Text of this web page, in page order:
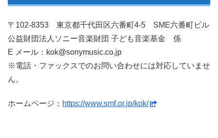
〒102-8353 東京都千代田区六番町4-5 SME六番町ビル
公益財団法人ソニー音楽財団 子ども音楽基金 係
E メール：kok@sonymusic.co.jp
※電話・ファックスでのお問い合わせには対応していませ
ん。
ホームページ： https://www.smf.or.jp/kok/